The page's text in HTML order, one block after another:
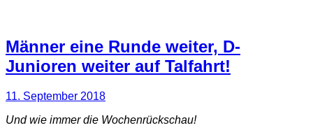
Männer eine Runde weiter, D-
Junioren weiter auf Talfahrt!
11. September 2018
Und wie immer die Wochenrückschau!